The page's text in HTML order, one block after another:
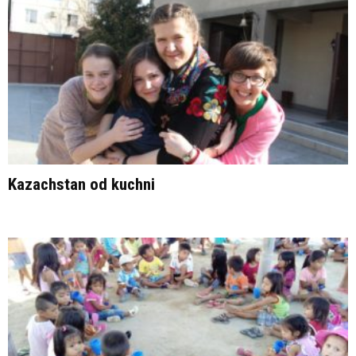
Kazachstan od kuchni